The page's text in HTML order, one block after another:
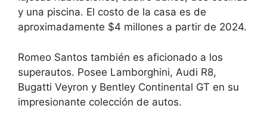
y una piscina. El costo de la casa es de
aproximadamente $4 millones a partir de 2024.
Romeo Santos también es aficionado a los
superautos. Posee Lamborghini, Audi R8,
Bugatti Veyron y Bentley Continental GT en su
impresionante colección de autos.